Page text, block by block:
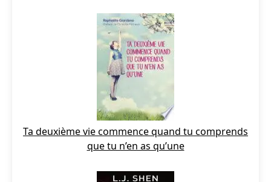
Ta deuxième vie commence quand tu comprends
que tu n’en as qu’une